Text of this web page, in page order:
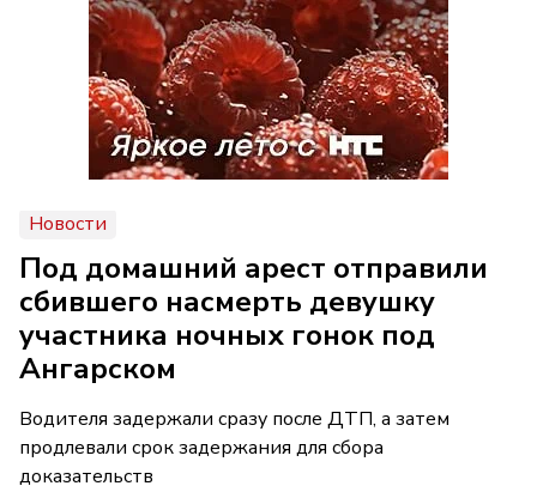
Новости
Под домашний арест отправили
сбившего насмерть девушку
участника ночных гонок под
Ангарском
Водителя задержали сразу после ДТП, а затем
продлевали срок задержания для сбора
доказательств